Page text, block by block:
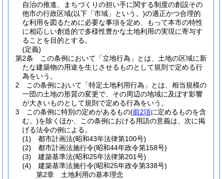
自治の推進、まちづくりの担い手に関する制度の創設その
他市の行政区域(以下「市域」という。)の適正かつ合理的
な利用を図るために必要な事項を定め、もって本市の特性
に相応しい創造的で多様性豊かな土地利用の実現に寄与す
ることを目的とする。
(定義)
第2条
この条例において「立地行為」とは、土地の区域に新
たな建築物の用途を生じさせるものとして規則で定める行
為をいう。
2
この条例において「特定土地利用行為」とは、相当規模の
一団の土地の形質の変更で、その周辺の地域に及ぼす影響
が大きいものとして規則で定める行為をいう。
3
この条例に特別の定めがあるもの(前2項に定めるものを含
む。)を除くほか、この条例における用語の意義は、次に掲
げる法令の例による。
(1)
都市計画法(昭和43年法律第100号)
(2)
都市計画法施行令(昭和44年政令第158号)
(3)
建築基準法(昭和25年法律第201号)
(4)
建築基準法施行令(昭和25年政令第338号)
第2章
土地利用の基本理念